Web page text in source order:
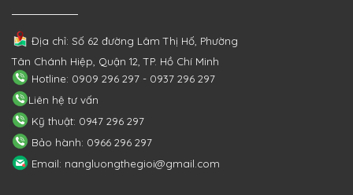
Địa chỉ: Số 62 đường Lâm Thị Hố, Phường
Tân Chánh Hiệp, Quận 12, TP. Hồ Chí Minh
Hotline: 0909 296 297 - 0937 296 297
Liên hệ tư vấn
Kỹ thuật: 0947 296 297
Bảo hành: 0966 296 297
Email: nangluongthegioi@gmail.com